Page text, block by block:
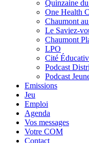
Quinzaine
One Health
Chaumont
Le Saviez-
Chaumont
LPO
Cité
Podcast
Podcast
Emissions
Jeu
Emploi
Agenda
Vos messages
Votre COM
Contact